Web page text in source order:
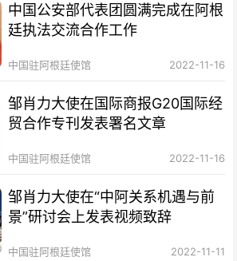
中国公安部代表团圆满完成在阿根
廷执法交流合作工作
中国驻阿根廷使馆 2022-11-16
邹肖力大使在国际商报G20国际经
贸合作专刊发表署名文章
中国驻阿根廷使馆 2022-11-16
邹肖力大使在“中阿关系机遇与前
景”研讨会上发表视频致辞
中国驻阿根廷使馆 2022-11-11